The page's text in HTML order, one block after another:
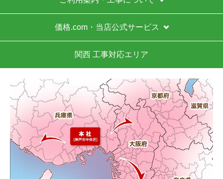
価格.com・当店公式サービス
関西 工事対応エリア